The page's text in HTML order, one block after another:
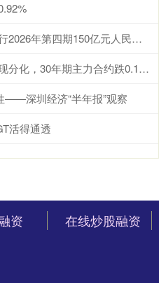
股巢配资 财政部在香港成功发行2026年第四期150亿元人民币国债
精选期货配资 国债期货午盘表现分化，30年期主力合约跌0.12%
——深圳经济“半年报”观察
活得通透
资 在线炒股融资